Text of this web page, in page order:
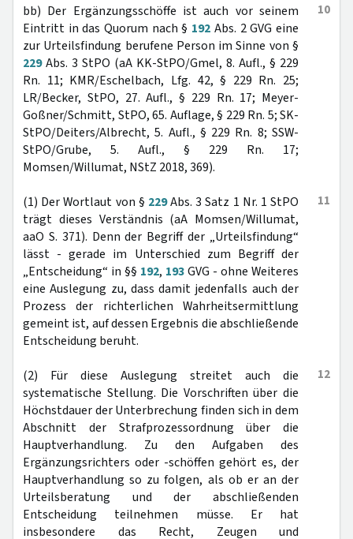
10
bb) Der Ergänzungsschöffe ist auch vor seinem
Eintritt in das Quorum nach § 192 Abs. 2 GVG eine
zur Urteilsfindung berufene Person im Sinne von §
229Abs. 3 StPO (aA KK-StPO/Gmel, 8. Aufl., § 229
Rn. 11; KMR/Eschelbach, Lfg. 42, § 229 Rn. 25;
LR/Becker, StPO, 27. Aufl., § 229 Rn. 17; Meyer-
Goßner/Schmitt, StPO, 65. Auflage, § 229 Rn. 5; SK-
StPO/Deiters/Albrecht, 5. Aufl., § 229 Rn. 8; SSW-
StPO/Grube, 5. Aufl., § 229 Rn. 17;
Momsen/Willumat, NStZ 2018, 369).
11
(1) Der Wortlaut von § 229Abs. 3 Satz 1 Nr. 1 StPO
trägt dieses Verständnis (aA Momsen/Willumat,
aaO S. 371). Denn der Begriff der „Urteilsfindung“
lässt - gerade im Unterschied zum Begriff der
„Entscheidung“ in §§ 192, 193GVG - ohne Weiteres
eine Auslegung zu, dass damit jedenfalls auch der
Prozess der richterlichen Wahrheitsermittlung
gemeint ist, auf dessen Ergebnis die abschließende
Entscheidung beruht.
12
(2) Für diese Auslegung streitet auch die
systematische Stellung. Die Vorschriften über die
Höchstdauer der Unterbrechung finden sich in dem
Abschnitt der Strafprozessordnung über die
Hauptverhandlung. Zu den Aufgaben des
Ergänzungsrichters oder -schöffen gehört es, der
Hauptverhandlung so zu folgen, als ob er an der
Urteilsberatung und der abschließenden
Entscheidung teilnehmen müsse. Er hat
insbesondere das Recht, Zeugen und